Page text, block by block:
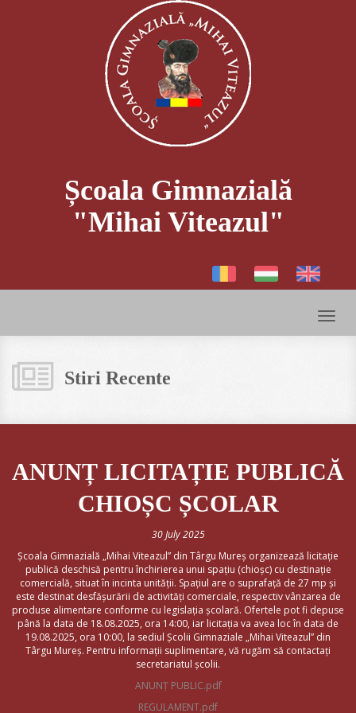
Școala Gimnazială
"Mihai Viteazul"
Toggle
Stiri Recente
ANUNȚ LICITAȚIE PUBLICĂ
CHIOȘC ȘCOLAR
30 July 2025
Școala Gimnazială „Mihai Viteazul” din Târgu Mureș organizează licitație
publică deschisă pentru închirierea unui spațiu (chioșc) cu destinație
comercială, situat în incinta unității. Spațiul are o suprafață de 27 mp și
este destinat desfășurării de activități comerciale, respectiv vânzarea de
produse alimentare conforme cu legislația școlară. Ofertele pot fi depuse
până la data de 18.08.2025, ora 14:00, iar licitația va avea loc în data de
19.08.2025, ora 10:00, la sediul Școlii Gimnaziale „Mihai Viteazul” din
Târgu Mureș. Pentru informații suplimentare, vă rugăm să contactați
secretariatul școlii.
ANUNȚ PUBLIC.pdf
REGULAMENT.pdf